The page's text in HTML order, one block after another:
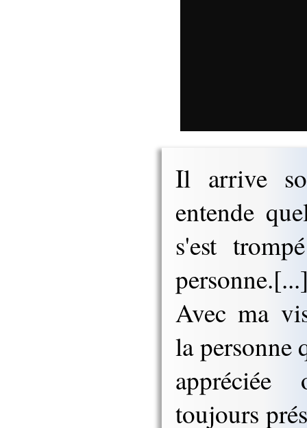
Il arrive
entende
s'est
Avec ma
la personne
toujours